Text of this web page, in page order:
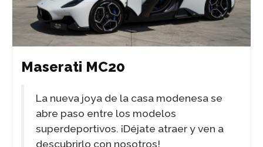
Maserati MC20
La nueva joya de la casa modenesa se
abre paso entre los modelos
superdeportivos. ¡Déjate atraer y ven a
descubrirlo con nosotros!